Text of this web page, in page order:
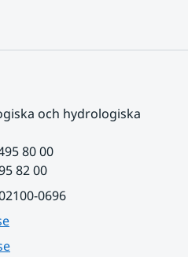
och hydrologiska
80 00
82 00
0696